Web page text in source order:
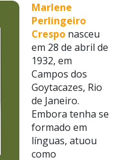
Marlene
Perlingeiro
Crespo nasceu
em 28 de abril de
1932, em
Campos dos
Goytacazes, Rio
de Janeiro.
Embora tenha se
formado em
línguas, atuou
como